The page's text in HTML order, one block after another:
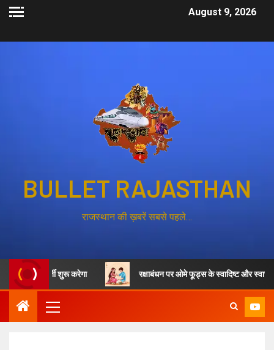
August 9, 2026
BULLET RAJASTHAN
राजस्थान की ख़बरें सबसे पहले…
की भर्ती शुरू करेगा रक्षाबंधन पर ओमे फूड्स के स्वादिष्ट और